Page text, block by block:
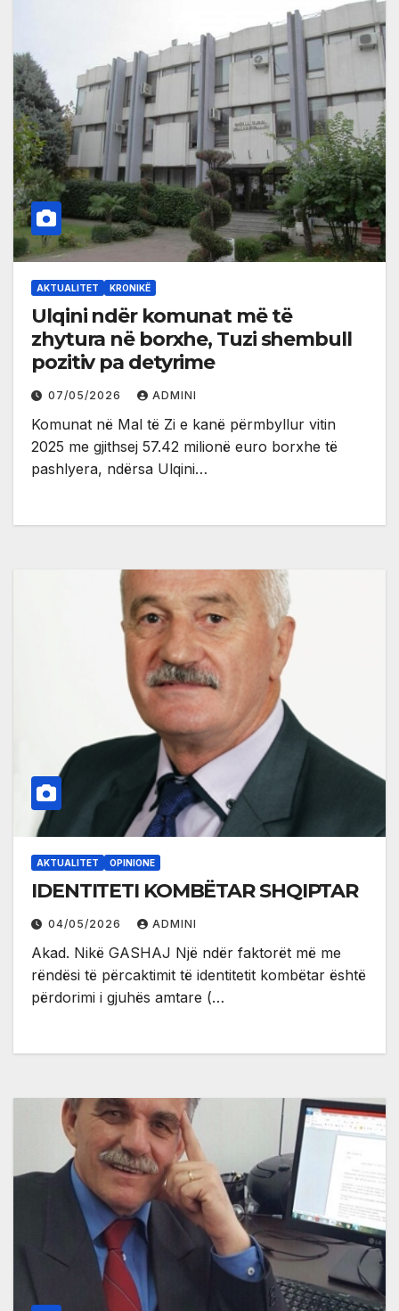
AKTUALITET KRONIKË
Ulqini ndër komunat më të
zhytura në borxhe, Tuzi shembull
pozitiv pa detyrime
07/05/2026 ADMINI
Komunat në Mal të Zi e kanë përmbyllur vitin
2025 me gjithsej 57.42 milionë euro borxhe të
pashlyera, ndërsa Ulqini…
AKTUALITET OPINIONE
IDENTITETI KOMBËTAR SHQIPTAR
04/05/2026 ADMINI
Akad. Nikë GASHAJ Një ndër faktorët më me
rëndësi të përcaktimit të identitetit kombëtar është
përdorimi i gjuhës amtare (…